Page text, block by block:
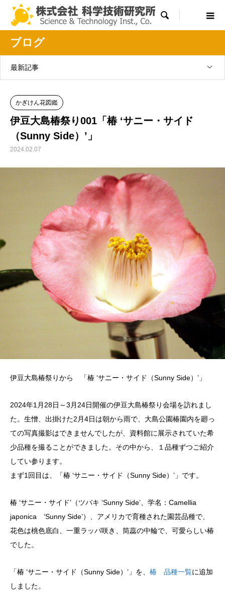

ブログ
最新記事
かぎけん花図鑑
伊豆大島椿祭り001「椿 ‘サニー・サイド
（Sunny Side）’」
2024.02.07
伊豆大島椿祭りから 「椿 ‘サニー・サイド（Sunny Side）’」
2024年1月28日～3月24日開催の伊豆大島椿祭り会場を訪れまし
た。生憎、出掛けた2月4日は朝から雨で、大島公園椿園内を廻っ
ての写真撮影はできませんでしたが、資料館に展示されていた希
少品種を撮ることができました。その中から、１品種ずつご紹介
してい参ります。
まず1回目は、「椿 ‘サニー・サイド（Sunny Side）’」です。
椿 ‘サニー・サイド’（ツバキ ‘Sunny Side’、学名：Camellia
japonica ‘Sunny Side’）、アメリカで育種された園芸品種で、
花色は桃色底白、一重ラッパ咲き、筒蕊の中輪で、可愛らしい椿
でした。
「椿 ‘サニー・サイド（Sunny Side）’」を、 椿 品種一覧に追加
しました。